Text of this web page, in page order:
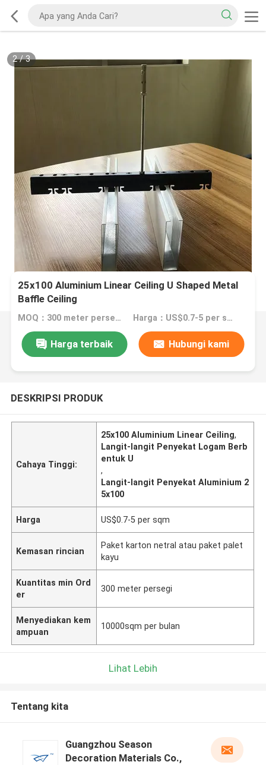
2/3
25x100 Aluminium Linear Ceiling U Shaped Metal
Baffle Ceiling
MOQ：300 meter persegi Harga：US$0.7-5 per sqm
Harga terbaik Hubungi kami
DESKRIPSI PRODUK
Cahaya Tinggi:
25x100 Aluminium Linear Ceiling,
Langit-langit Penyekat Logam Berb
entuk U
,
Langit-langit Penyekat Aluminium 2
5x100
Harga US$0.7-5 per sqm
Kemasan rincian
Paket karton netral atau paket palet
kayu
Kuantitas min Ord
er
300 meter persegi
Menyediakan kem
ampuan
10000sqm per bulan
Lihat Lebih
Tentang kita
Guangzhou Season
Decoration Materials Co.,